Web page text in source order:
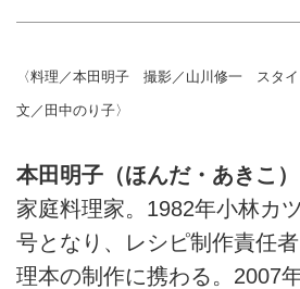
〈料理／本田明子 撮影／山川修一 スタ
文／田中のり子〉
本田明子（ほんだ・あきこ）
家庭料理家。1982年小林カ
号となり、レシピ制作責任
理本の制作に携わる。2007